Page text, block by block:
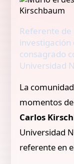
Referente
investigación
consagrado
Universidad
La
momentos
Carlos
Universidad
referente en